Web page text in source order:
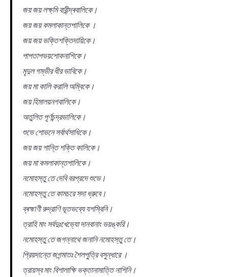
জয় জয় লক্ষ্মি বারীন্দ্ৰবালিকে।
জয় জয় কমলাকান্তপালিকে ।
জয় জয় ভক্তিশক্তিদায়িকে।
পাপতাপভয়শােকনাশিকে।
মৃদুল গম্ভীর ধীর ভাবিকে।
জয় মা কালি করালি অম্বিকে।
জয় হিমালয়নগবালিকে।
অতুলিত পূর্ণচন্দ্রভালিকে।
শুভে শোভনে সৰ্বার্থসাধিকে।
জয় জয় শান্তি শক্তি কালিকে।
জয় মা কমলাকান্তপালিকে।
নমােহস্তু তে দেবি বরপ্রদে শুভে।
নমােহস্তু তে কামচরে সদা ধ্রুবে।
ব্ৰহ্মাণী রুদ্রাণি ভূতভব্যে যশস্বিনি।
ত্রাহি মাং সর্বদুঃখেভ্যো দানবানাং ভয়ঙ্করি।
নমােহস্তু তে জগন্নাথে জনানি নমােহস্তু তে।
প্রিয়দান্তে জগন্মাতঃ শৈলপুত্রি বসুন্ধারে ।
ত্রায়স্ব মাং বিশালাক্ষি ভক্তানামাত্তি নাশিনি।